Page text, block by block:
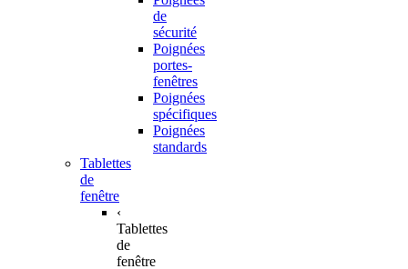
de
sécurité
Poignées
portes-
fenêtres
Poignées
spécifiques
Poignées
standards
Tablettes
de
fenêtre
‹
Tablettes
de
fenêtre